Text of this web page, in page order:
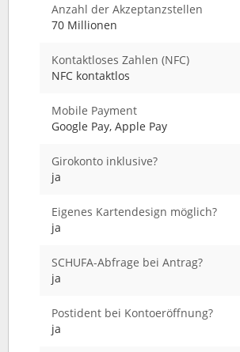
Anzahl der Akzeptanzstellen
70 Millionen
Kontaktloses Zahlen (NFC)
NFC kontaktlos
Mobile Payment
Google Pay, Apple Pay
Girokonto inklusive?
ja
Eigenes Kartendesign möglich?
ja
SCHUFA-Abfrage bei Antrag?
ja
Postident bei Kontoeröffnung?
ja